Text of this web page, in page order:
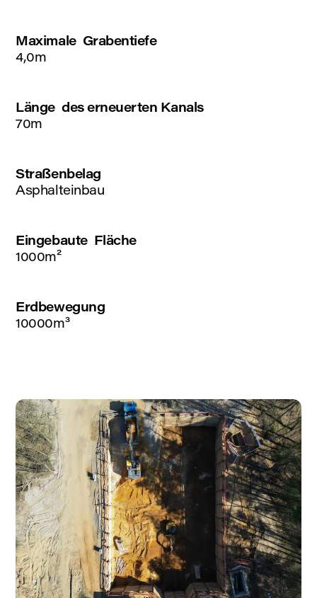
Maximale Grabentiefe
4,0m
Länge des erneuerten Kanals
70m
Straßenbelag
Asphalteinbau
Eingebaute Fläche
1000m²
Erdbewegung
10000m³